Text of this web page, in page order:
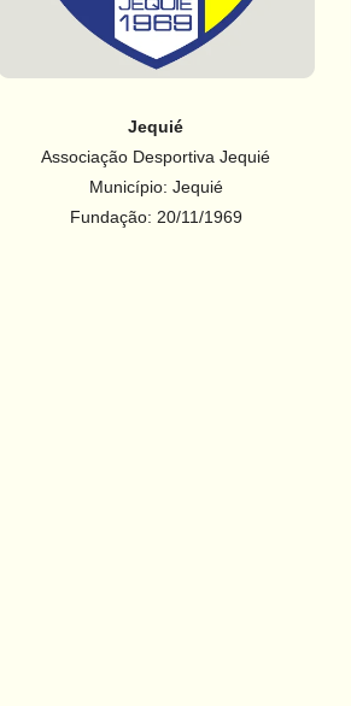
Jequié
Associação Desportiva Jequié
Município: Jequié
Fundação: 20/11/1969